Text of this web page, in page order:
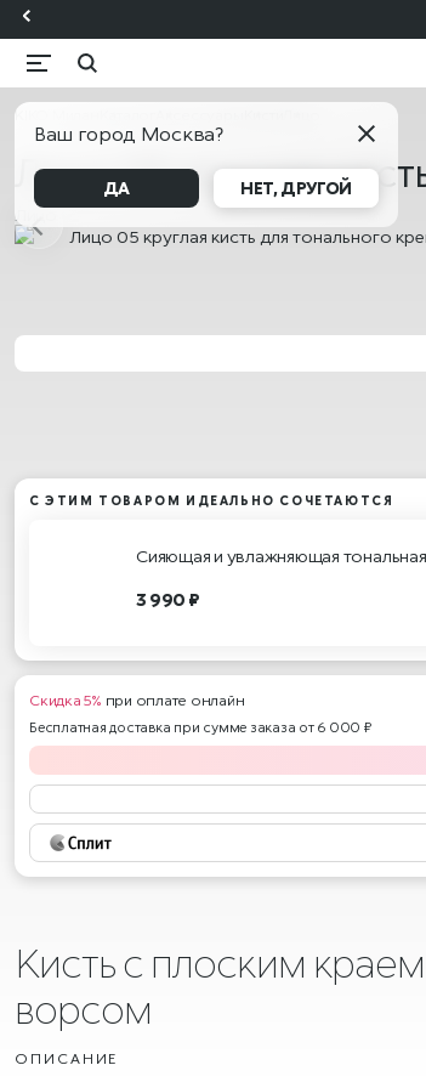
Ваш город Москва?
ДА НЕТ, ДРУГОЙ
KIKO Милан
Лицо 05 круглая
Лицо
С ЭТИМ ТОВАРОМ ИДЕАЛЬНО СОЧЕТАЮТСЯ
Сияющая и увлажняющая
3 990 ₽
Скидка 5% при оплате онлайн
Бесплатная доставка при сумме заказа от 6 000 ₽
Кисть с плоским
ворсом
ОПИСАНИЕ